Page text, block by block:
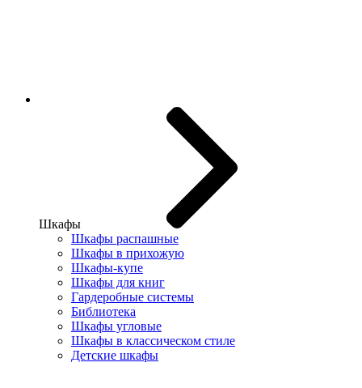
Шкафы
Шкафы распашные
Шкафы в прихожую
Шкафы-купе
Шкафы для книг
Гардеробные системы
Библиотека
Шкафы угловые
Шкафы в классическом стиле
Детские шкафы